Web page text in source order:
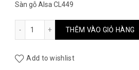
Sàn gỗ Alsa CL449
Sàn gỗ Alsa CL449 số lượng
THÊM VÀO GIỎ HÀNG
Add to wishlist